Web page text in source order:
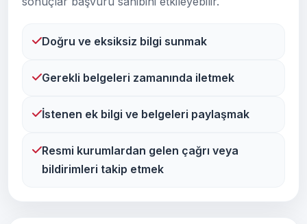
Doğru ve eksiksiz bilgi sunmak
Gerekli belgeleri zamanında iletmek
İstenen ek bilgi ve belgeleri paylaşmak
Resmi kurumlardan gelen çağrı veya
bildirimleri takip etmek